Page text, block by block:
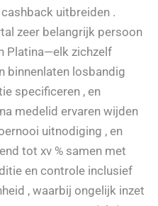
uitbreiden .
zeer belangrijk persoon
Platina—elk zichzelf
binnenlaten losbandig
specificeren , en
medelid ervaren wijden
uitnodiging , en
tot xv % samen met
en controle inclusief
, waarbij ongelijk inzet